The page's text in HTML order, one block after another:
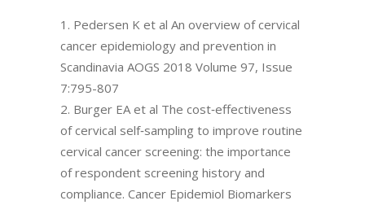
Pedersen K et al An overview of cervical
cancer epidemiology and prevention in
Scandinavia AOGS 2018 Volume 97, Issue
7:795-807
Burger EA et al The cost‐effectiveness
of cervical self‐sampling to improve routine
cervical cancer screening: the importance
of respondent screening history and
compliance. Cancer Epidemiol Biomarkers